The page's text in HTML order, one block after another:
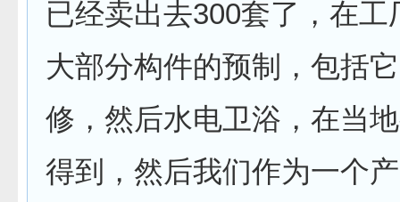
已经卖出去300套了，在工
大部分构件的预制，包括
修，然后水电卫浴，在当
得到，然后我们作为一个